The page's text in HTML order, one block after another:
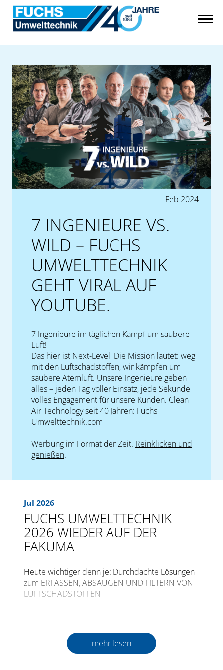
Feb 2024
7 INGENIEURE VS.
WILD – FUCHS
UMWELTTECHNIK
GEHT VIRAL AUF
YOUTUBE.
7 Ingenieure im täglichen Kampf um saubere
Luft!
Das hier ist Next-Level! Die Mission lautet: weg
mit den Luftschadstoffen, wir kämpfen um
saubere Atemluft. Unsere Ingenieure geben
alles – jeden Tag voller Einsatz, jede Sekunde
volles Engagement für unsere Kunden. Clean
Air Technology seit 40 Jahren: Fuchs
Umwelttechnik.com
Werbung im Format der Zeit. Reinklicken und
genießen.
Jul 2026
FUCHS UMWELTTECHNIK
2026 WIEDER AUF DER
FAKUMA
Heute wichtiger denn je: Durchdachte Lösungen
zum ERFASSEN, ABSAUGEN UND FILTERN VON
LUFTSCHADSTOFFEN
Mal ihre Pforten vom 12. bis 16. Oktober 2026 in
Friedrichshafen.
mehr lesen